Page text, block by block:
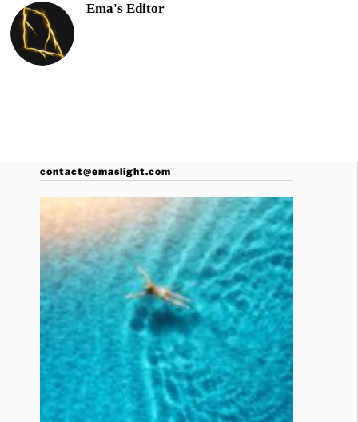
Ema's Editor
contact@emaslight.com